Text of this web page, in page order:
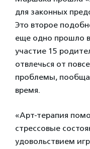
для законных
Это второе
еще одно прошло в
участие 15
отвлечься от
проблемы,
время.
«Арт-терапия
стрессовые
удовольствием